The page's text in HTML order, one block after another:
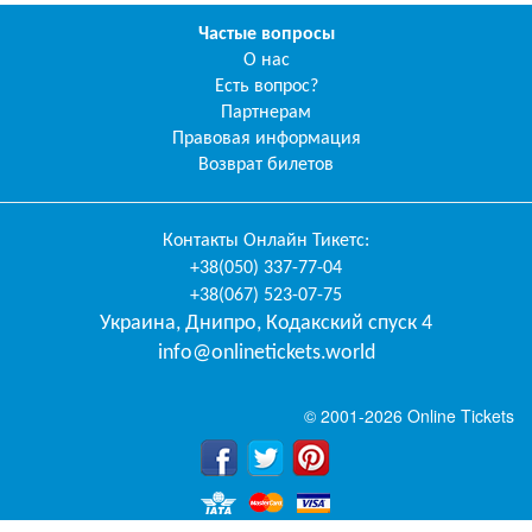
Частые вопросы
О нас
Есть вопрос?
Партнерам
Правовая информация
Возврат билетов
Контакты Онлайн Тикетс:
+38(050) 337-77-04
+38(067) 523-07-75
Украина, Днипро, Кодакский спуск 4
info@onlinetickets.world
© 2001-2026 Online Tickets